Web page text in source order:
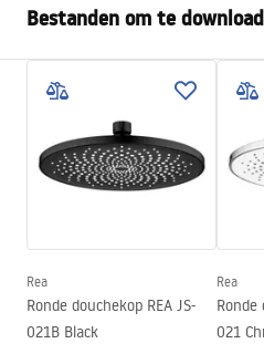
Materiaal
Af hebben
Aansluitdiameter:
Bestanden om te
Veiligheidsinformatie
WARUNKI BEZPIECZENSTWA
Garantievoorwaarden
Rea
Ronde douchekop REA JS-
021B Black
Rea
Ronde
021